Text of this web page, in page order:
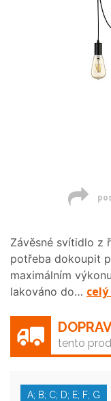
Závěsné svítidlo z
potřeba dokoupit
maximálním
lakováno do… celý
tento
A; B; C; D; E; F; G